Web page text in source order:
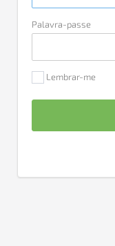
Palavra-passe
Lembrar-me